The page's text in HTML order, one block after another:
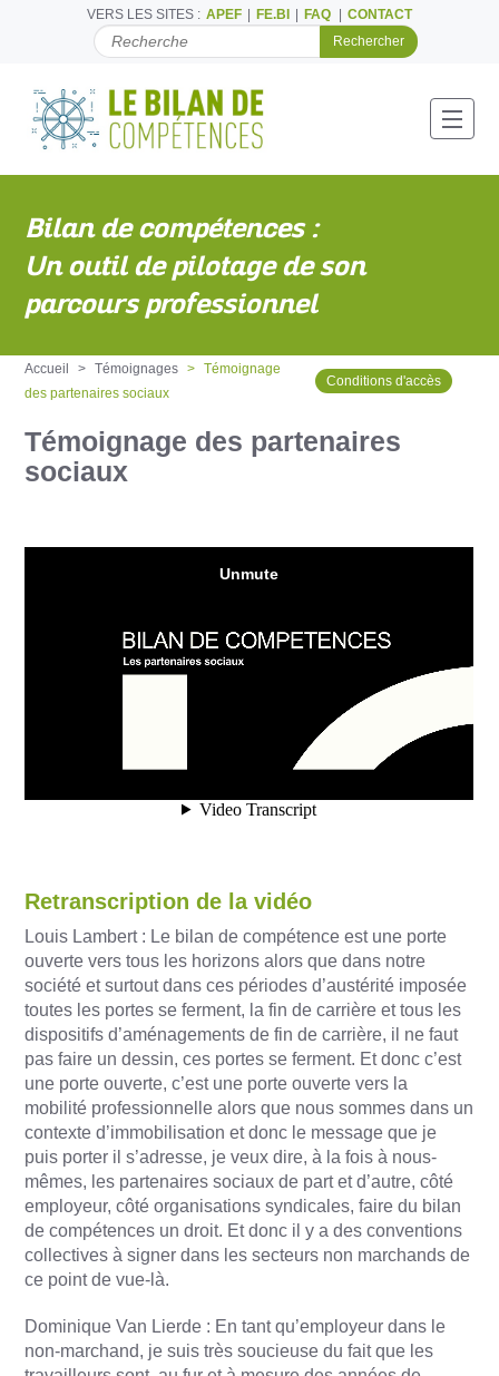
VERS LES SITES : APEF FE.BI FAQ CONTACT
C
E
C
H
A
R
Bilan de compétences :
Un outil de pilotage de son
parcours professionnel
Accueil Témoignages
Témoignage
des partenaires sociaux
Conditions d'accès
Témoignage des partenaires
sociaux
Retranscription de la vidéo
Louis Lambert : Le bilan de compétence est une porte
ouverte vers tous les horizons alors que dans notre
société et surtout dans ces périodes d’austérité imposée
toutes les portes se ferment, la fin de carrière et tous les
dispositifs d’aménagements de fin de carrière, il ne faut
pas faire un dessin, ces portes se ferment. Et donc c’est
une porte ouverte, c’est une porte ouverte vers la
mobilité professionnelle alors que nous sommes dans un
contexte d’immobilisation et donc le message que je
puis porter il s’adresse, je veux dire, à la fois à nous-
mêmes, les partenaires sociaux de part et d’autre, côté
employeur, côté organisations syndicales, faire du bilan
de compétences un droit. Et donc il y a des conventions
collectives à signer dans les secteurs non marchands de
ce point de vue-là.
Dominique Van Lierde : En tant qu’employeur dans le
non-marchand, je suis très soucieuse du fait que les